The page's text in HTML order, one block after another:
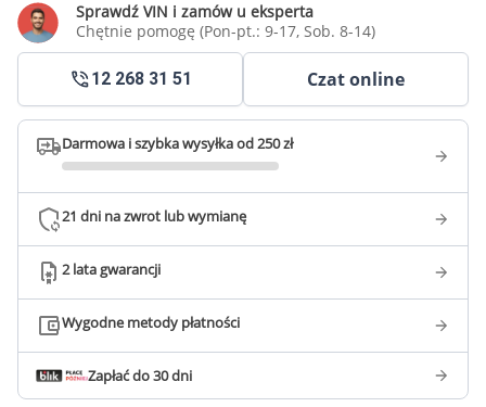
Sprawdź VIN i zamów u eksperta
Chętnie pomogę (Pon-pt.: 9-17, Sob. 8-14)
12 268 31 51 Czat online
Darmowa i szybka wysyłka od 250 zł
21 dni na zwrot lub wymianę
2 lata gwarancji
Wygodne metody płatności
Zapłać do 30 dni